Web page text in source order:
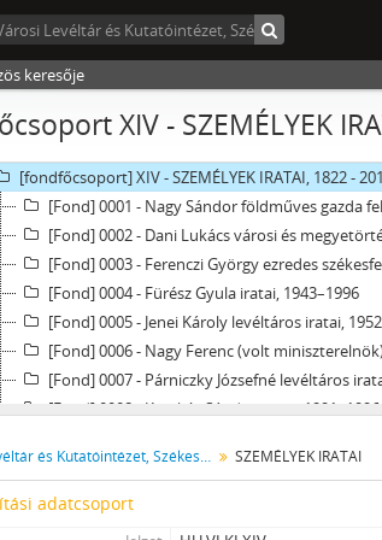
keresője
XIV - SZEMÉLYEK
[fondfőcsoport] VIII - INTÉZETEK, INTÉZMÉNYEK,
[fondfőcsoport] IX - TESTÜLETEK, 1869 - 1997
[fondfőcsoport] X - EGYESÜLETEK,
[fondfőcsoport] XI - GAZDASÁGI SZERVEK, 1929 -
[fondfőcsoport] XIII - CSALÁDOK IRATAI, 1715 - 2015
[fondfőcsoport] XIV - SZEMÉLYEK IRATAI, 1822 -
[Fond] 0001 - Nagy Sándor földműves gazda
[Fond] 0002 - Dani Lukács városi és
[Fond] 0003 - Ferenczi György ezredes
[Fond] 0004 - Fürész Gyula iratai, 1943–1996
[Fond] 0005 - Jenei Károly levéltáros iratai,
[Fond] 0006 - Nagy Ferenc (volt
[Fond] 0007 - Párniczky Józsefné levéltáros
[Fond] 0008 - Kecskés Sándor iratai, 1991–1996
[Fond] 0010 - Tímár Sándor a polgári védelem
[Fond] 0011 - Áron-Nagy Lajos festőművész
Városi Levéltár és Kutatóintézet, Székesfehérvár SZEMÉLYEK IRATAI
adatcsoport